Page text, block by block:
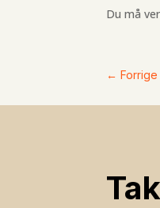
Du må
←